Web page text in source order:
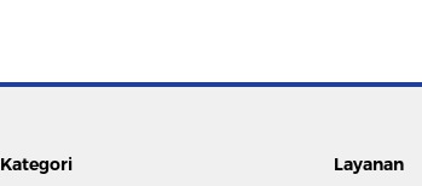
Kategori Layanan